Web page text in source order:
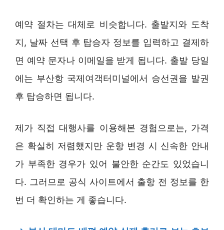
예약 절차는 대체로 비슷합니다. 출발지와 도착
지, 날짜 선택 후 탑승자 정보를 입력하고 결제하
면 예약 문자나 이메일을 받게 됩니다. 출발 당일
에는 부산항 국제여객터미널에서 승선권을 발권
후 탑승하면 됩니다.
제가 직접 대행사를 이용해본 경험으로는, 가격
은 확실히 저렴했지만 운항 변경 시 신속한 안내
가 부족한 경우가 있어 불안한 순간도 있었습니
다. 그러므로 공식 사이트에서 출항 전 정보를 한
번 더 확인하는 게 좋습니다.